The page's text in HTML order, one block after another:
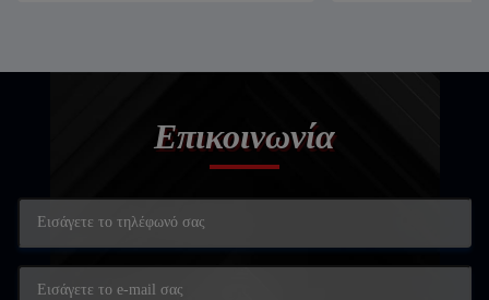
Επικοινωνία